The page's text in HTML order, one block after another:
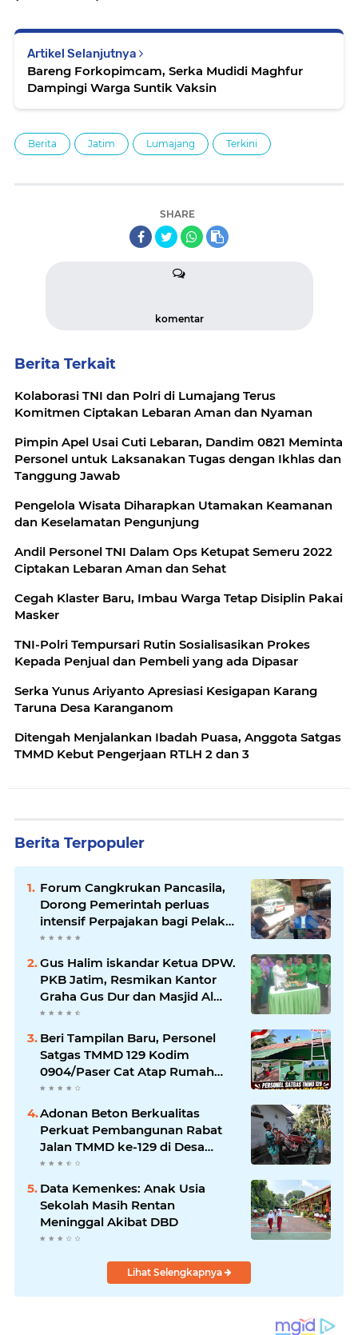
Artikel Selanjutnya
Bareng Forkopimcam, Serka Mudidi Maghfur
Dampingi Warga Suntik Vaksin
Berita Jatim Lumajang Terkini
SHARE
komentar
Berita Terkait
Kolaborasi TNI dan Polri di Lumajang Terus
Komitmen Ciptakan Lebaran Aman dan Nyaman
Pimpin Apel Usai Cuti Lebaran, Dandim 0821 Meminta
Personel untuk Laksanakan Tugas dengan Ikhlas dan
Tanggung Jawab
Pengelola Wisata Diharapkan Utamakan Keamanan
dan Keselamatan Pengunjung
Andil Personel TNI Dalam Ops Ketupat Semeru 2022
Ciptakan Lebaran Aman dan Sehat
Cegah Klaster Baru, Imbau Warga Tetap Disiplin Pakai
Masker
TNI-Polri Tempursari Rutin Sosialisasikan Prokes
Kepada Penjual dan Pembeli yang ada Dipasar
Serka Yunus Ariyanto Apresiasi Kesigapan Karang
Taruna Desa Karanganom
Ditengah Menjalankan Ibadah Puasa, Anggota Satgas
TMMD Kebut Pengerjaan RTLH 2 dan 3
Berita Terpopuler
Forum Cangkrukan Pancasila,
Dorong Pemerintah perluas
intensif Perpajakan bagi Pelaku
Usaha UMKM.
Gus Halim iskandar Ketua DPW.
PKB Jatim, Resmikan Kantor
Graha Gus Dur dan Masjid Al
Iskandariyah, dorong Jadi Pusat
Umat.
Beri Tampilan Baru, Personel
Satgas TMMD 129 Kodim
0904/Paser Cat Atap Rumah
Marbot
Adonan Beton Berkualitas
Perkuat Pembangunan Rabat
Jalan TMMD ke-129 di Desa
Ledoktempuro
Data Kemenkes: Anak Usia
Sekolah Masih Rentan
Meninggal Akibat DBD
Lihat Selengkapnya